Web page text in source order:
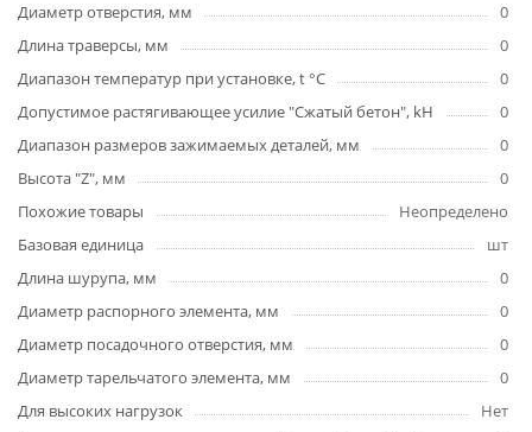
Диаметр отверстия, мм
0
Длина траверсы, мм
0
Диапазон температур при установке, t °C
0
Допустимое растягивающее усилие "Сжатый бетон", kH
0
Диапазон размеров зажимаемых деталей, мм
0
Высота "Z", мм
0
Похожие товары
Неопределено
Базовая единица
шт
Длина шурупа, мм
0
Диаметр распорного элемента, мм
0
Диаметр посадочного отверстия, мм
0
Диаметр тарельчатого элемента, мм
0
Для высоких нагрузок
Нет